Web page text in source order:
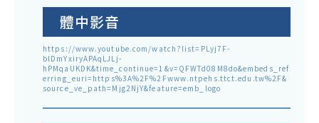
體中影音
https://www.youtube.com/watch?list=PLyj7F-
blDmYxiryAPAqLJLj-
hPMqaUKDK&time_continue=1&v=QFWTd08M8do&embeds_ref
erring_euri=https%3A%2F%2Fwww.ntpehs.ttct.edu.tw%2F&
source_ve_path=Mjg2NjY&feature=emb_logo